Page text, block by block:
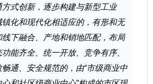
式创新， 逐步构建与新型工业
镇化和现代化相适应的， 有形和无
下融合、 产地和销地匹配， 布局
功能齐全、 统一开放、
竞争有序、
通、 安全规范的， 由“市级商业中